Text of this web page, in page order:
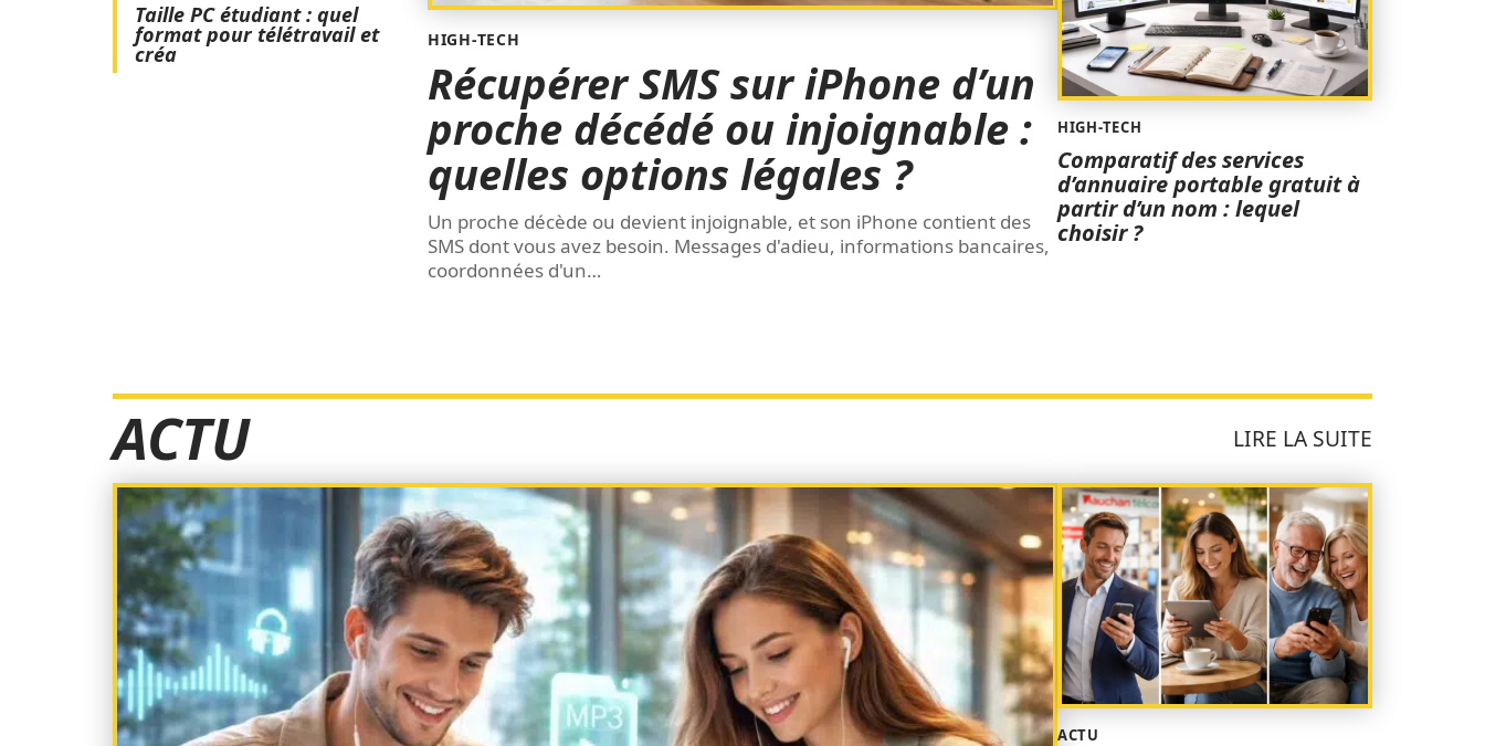
Taille PC étudiant : quel
format pour télétravail et
créa
HIGH-TECH
Récupérer SMS sur iPhone d’un
proche décédé ou injoignable :
quelles options légales ?
Un proche décède ou devient injoignable, et son iPhone contient des
SMS dont vous avez besoin. Messages d'adieu, informations bancaires,
coordonnées d'un…
HIGH-TECH
Comparatif des services
d’annuaire portable gratuit à
partir d’un nom : lequel
choisir ?
ACTU LIRE LA SUITE
ACTU